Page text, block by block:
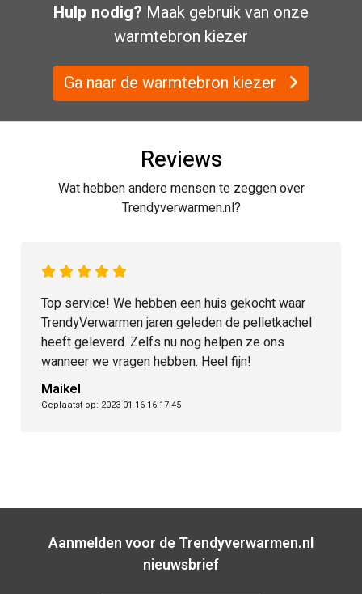
Hulp nodig? Maak gebruik van onze
warmtebron kiezer
Ga naar de warmtebron kiezer
Reviews
Wat hebben andere mensen te zeggen over
Trendyverwarmen.nl?
Trendy Eco heeft geweldig goed, geduldig,
vakkundig en snel geholpen bij een storing
mijn pellet-cv. Ze laten je zeker niet in de kou
zitten! Fijn dat zulke service nog te vinden is.
Geplaatst op: 2022-11-24 14:32:37
Aanmelden voor de Trendyverwarmen.nl
nieuwsbrief